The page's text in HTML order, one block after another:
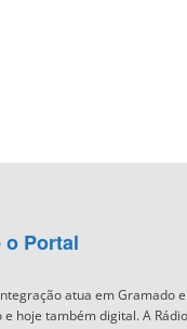
o Portal
atua em Gramado
e hoje também digital. A